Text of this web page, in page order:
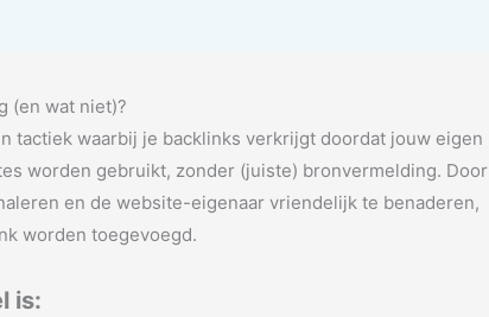
(en wat niet)?
tactiek waarbij je backlinks verkrijgt doordat jouw eigen
worden gebruikt, zonder (juiste) bronvermelding. Door
en de website-eigenaar vriendelijk te benaderen,
worden toegevoegd.
is: